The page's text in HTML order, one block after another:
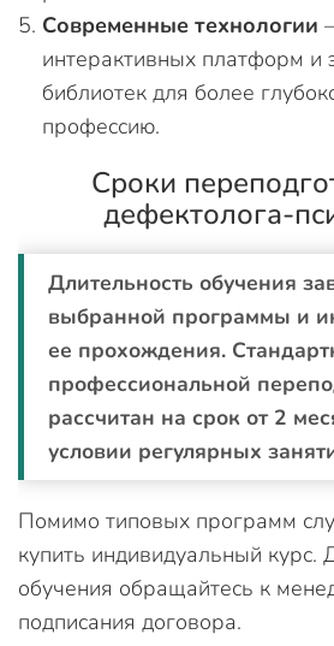
Современные технологии
интерактивных платформ и
библиотек для более
профессию.
Сроки
дефектолога-
Длительность обучения
выбранной программы и
ее прохождения.
профессиональной
рассчитан на срок от 2
условии регулярных
Помимо типовых программ
купить индивидуальный курс.
обучения обращайтесь к
подписания договора.